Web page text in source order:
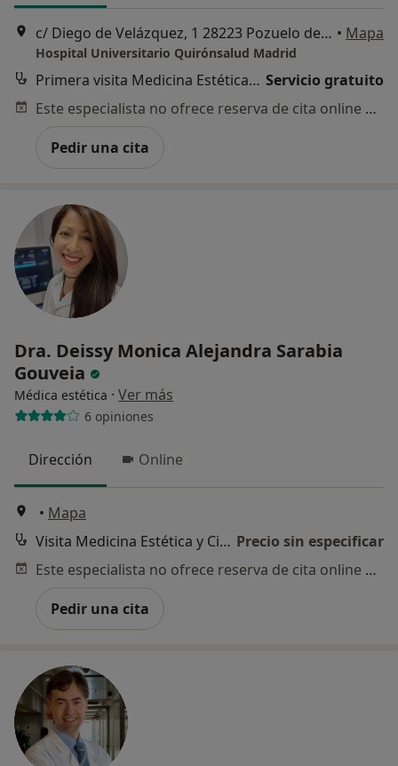
c/ Diego de Velázquez, 1 28223 Pozuelo de Alarcón Madrid, • Mapa
Hospital Universitario Quirónsalud Madrid
Primera visita Medicina Estética y Cirugía Cosmética Servicio gratuito
Este especialista no ofrece reserva de cita online en esta dirección.
Pedir una cita
Dra. Deissy Monica Alejandra Sarabia
Gouveia
Médica estética · Ver más
6 opiniones
Dirección Online
• Mapa
Visita Medicina Estética y Cirugía Cosmética Precio sin especificar
Este especialista no ofrece reserva de cita online en esta dirección.
Pedir una cita